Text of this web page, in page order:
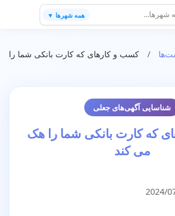
همه شهرها ▼
/
کسب و کارهای که کارت بانکی شما را
شناسایی آگهی‌های جعلی
که کارت بانکی شما را هک
می کند